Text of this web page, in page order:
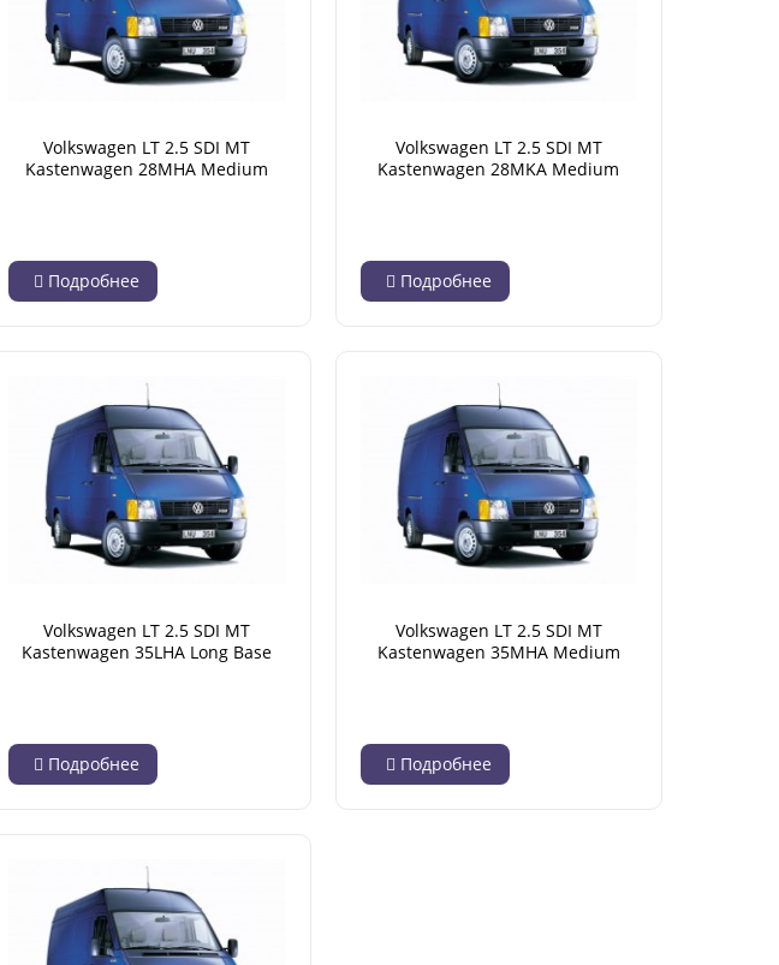
Volkswagen LT 2.5 SDI MT
Kastenwagen 28MHA Medium
Подробнее
Volkswagen LT 2.5 SDI MT
Kastenwagen 28MKA Medium
Подробнее
Volkswagen LT 2.5 SDI MT
Kastenwagen 35LHA Long Base
Подробнее
Volkswagen LT 2.5 SDI MT
Kastenwagen 35MHA Medium
Подробнее